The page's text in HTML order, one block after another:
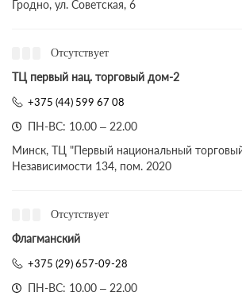
Гродно, ул. Советская, 6
Отсутствует
ТЦ первый нац. торговый дом-2
+375 (44) 599 67 08
ПН-ВС: 10.00 – 22.00
Минск, ТЦ "Первый национальный
Независимости 134, пом. 2020
Отсутствует
Флагманский
+375 (29) 657-09-28
ПН-ВС: 10.00 – 22.00